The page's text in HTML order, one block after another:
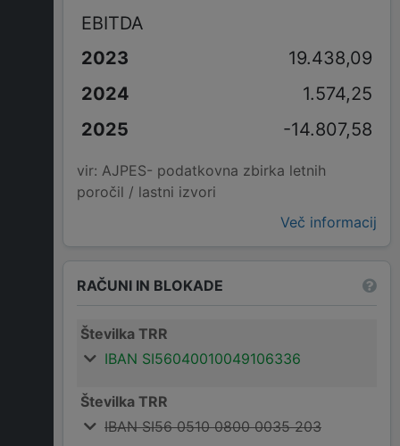
EBITDA
19.438,09
1.574,25
-14.807,58
vir: AJPES- podatkovna zbirka letnih
poročil / lastni izvori
Več informacij
RAČUNI IN BLOKADE
Številka TRR
IBAN SI56040010049106336
Številka TRR
IBAN SI56 0510 0800 0035 203